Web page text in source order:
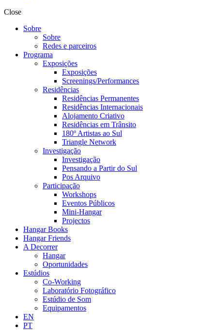
Close
Sobre
Sobre
Redes e parceiros
Programa
Exposições
Exposições
Screenings/Performances
Residências
Residências Permanentes
Residências Internacionais
Alojamento Criativo
Residências em Trânsito
180º Artistas ao Sul
Triangle Network
Investigação
Investigação
Pensando a Partir do Sul
Pos Arquivo
Participação
Workshops
Eventos Públicos
Mini-Hangar
Projectos
Hangar Books
Hangar Friends
A Decorrer
Hangar
Oportunidades
Estúdios
Co-Working
Laboratório Fotográfico
Estúdio de Som
Equipamentos
EN
PT